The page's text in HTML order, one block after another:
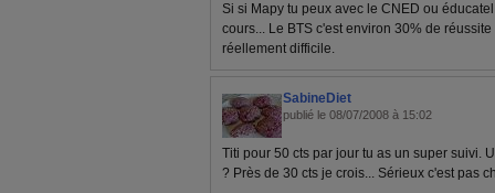
Si si Mapy tu peux avec le CNED ou
cours... Le BTS c'est environ 30% de
réellement difficile.
SabineDiet
publié le 08/07/2008 à 15:02
Titi pour 50 cts par jour tu as un super suivi.
? Près de 30 cts je crois... Sérieux c'est pas